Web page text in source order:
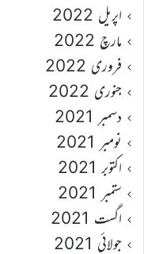
اپریل 2022
مارچ 2022
فروری 2022
جنوری 2022
دسمبر 2021
نومبر 2021
اکتوبر 2021
ستمبر 2021
اگست 2021
جولائی 2021